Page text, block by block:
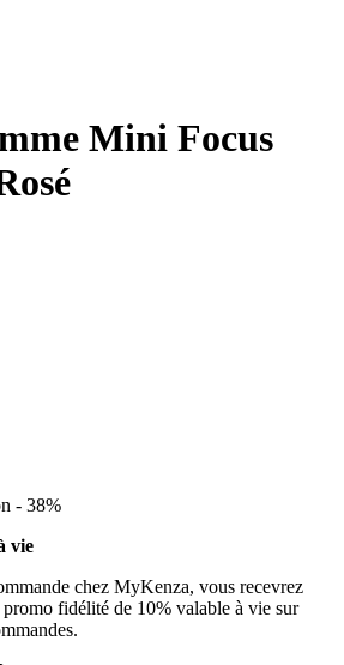
Mini Focus
- 38%
vie
chez MyKenza, vous recevrez
fidélité de 10% valable à vie sur